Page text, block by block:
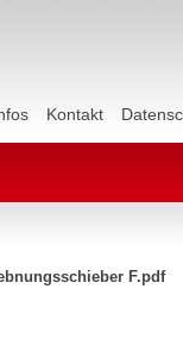
Kontakt
F.pdf